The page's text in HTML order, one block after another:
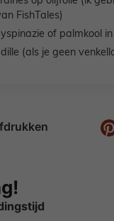
FishTales)
of palmkool
(als je geen